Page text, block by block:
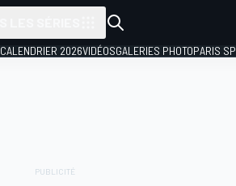
CALENDRIER 2026VIDÉOSGALERIES PHOTOPARIS